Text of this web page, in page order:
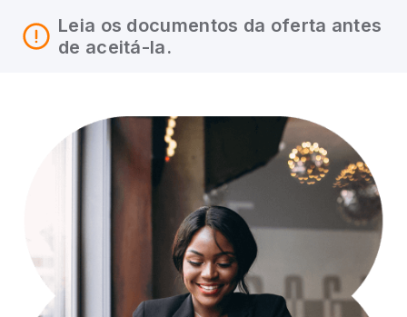
Leia os documentos da oferta antes
de aceitá-la.